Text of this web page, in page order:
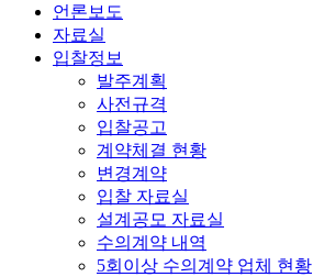
언론보도
자료실
입찰정보
발주계획
사전규격
입찰공고
계약체결 현황
변경계약
입찰 자료실
설계공모 자료실
수의계약 내역
5회이상 수의계약 업체 현황